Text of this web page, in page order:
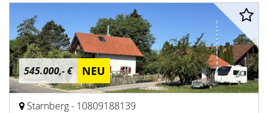
545.000,- € NEU
Starnberg - 10809188139